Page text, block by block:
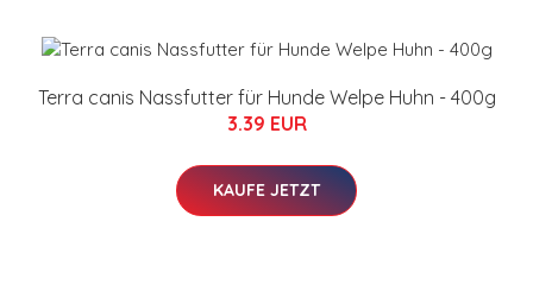
Terra canis Nassfutter für Hunde Welpe Huhn - 400g
3.39 EUR
KAUFE JETZT